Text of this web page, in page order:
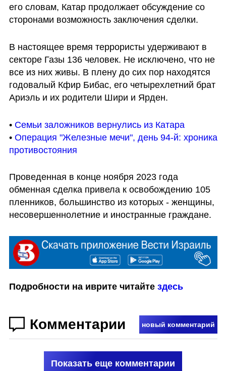
его словам, Катар продолжает обсуждение со
сторонами возможность заключения сделки.
В настоящее время террористы удерживают в
секторе Газы 136 человек. Не исключено, что не
все из них живы. В плену до сих пор находятся
годовалый Кфир Бибас, его четырехлетний брат
Ариэль и их родители Шири и Ярден.
• Семьи заложников вернулись из Катара
• Операция "Железные мечи", день 94-й: хроника
противостояния
Проведенная в конце ноября 2023 года
обменная сделка привела к освобождению 105
пленников, большинство из которых - женщины,
несовершеннолетние и иностранные граждане.
Подробности на иврите читайте здесь
Комментарии новый комментарий
Показать еще комментарии